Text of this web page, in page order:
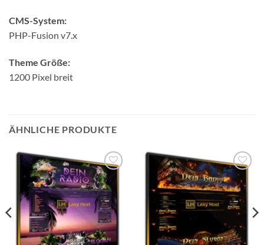
CMS-System:
PHP-Fusion v7.x
Theme Größe:
1200 Pixel breit
ÄHNLICHE PRODUKTE
Auf die
Wunschliste
setzen
Auf die
Wunschliste
setzen